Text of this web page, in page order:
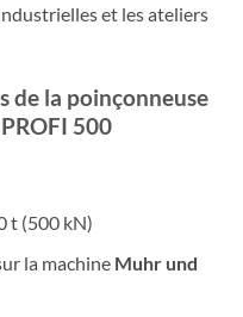
et les ateliers
de la poinçonneuse
500
t (500 kN)
la machine Muhr und